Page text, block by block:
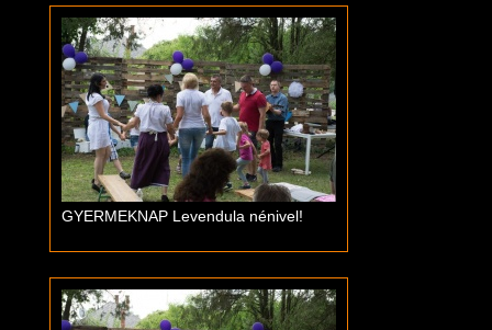
GYERMEKNAP Levendula nénivel!